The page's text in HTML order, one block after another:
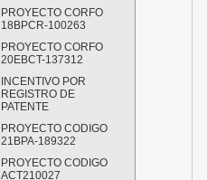
PROYECTO CORFO
18BPCR-100263
PROYECTO CORFO
20EBCT-137312
INCENTIVO POR
REGISTRO DE
PATENTE
PROYECTO CODIGO
21BPA-189322
PROYECTO CODIGO
ACT210027